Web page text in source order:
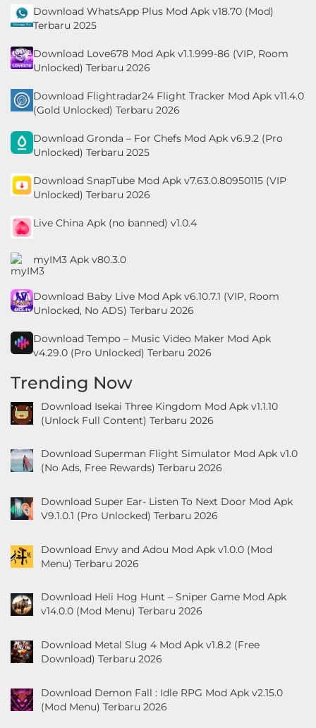
Download WhatsApp Plus Mod Apk v18.70 (Mod)
Terbaru 2025
Download Love678 Mod Apk v1.1.999-86 (VIP, Room
Unlocked) Terbaru 2026
Download Flightradar24 Flight Tracker Mod Apk v11.4.0
(Gold Unlocked) Terbaru 2026
Download Gronda – For Chefs Mod Apk v6.9.2 (Pro
Unlocked) Terbaru 2025
Download SnapTube Mod Apk v7.63.0.80950115 (VIP
Unlocked) Terbaru 2026
Live China Apk (no banned) v1.0.4
myIM3 Apk v80.3.0
Download Baby Live Mod Apk v6.10.7.1 (VIP, Room
Unlocked, No ADS) Terbaru 2026
Download Tempo – Music Video Maker Mod Apk
v4.29.0 (Pro Unlocked) Terbaru 2026
Trending Now
Download Isekai Three Kingdom Mod Apk v1.1.10
(Unlock Full Content) Terbaru 2026
Download Superman Flight Simulator Mod Apk v1.0
(No Ads, Free Rewards) Terbaru 2026
Download Super Ear- Listen To Next Door Mod Apk
V9.1.0.1 (Pro Unlocked) Terbaru 2026
Download Envy and Adou Mod Apk v1.0.0 (Mod
Menu) Terbaru 2026
Download Heli Hog Hunt – Sniper Game Mod Apk
v14.0.0 (Mod Menu) Terbaru 2026
Download Metal Slug 4 Mod Apk v1.8.2 (Free
Download) Terbaru 2026
Download Demon Fall : Idle RPG Mod Apk v2.15.0
(Mod Menu) Terbaru 2026